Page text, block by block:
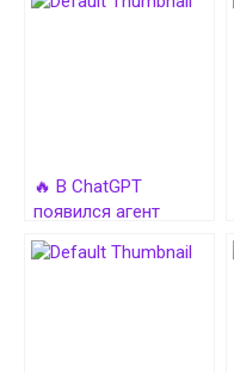
🔥 В ChatGPT
появился агент
глубокого
исследования для